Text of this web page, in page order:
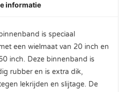
informatie
is speciaal
een wielmaat van 20 inch en
inch. Deze binnenband is
rubber en is extra dik,
lekrijden en slijtage. De